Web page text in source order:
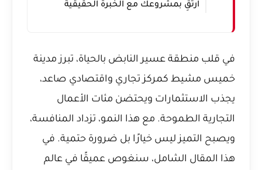
ارتقِ بمشروعك مع الخبرة الحقيقية
في قلب منطقة عسير النابض بالحياة، تبرز مدينة
خميس مشيط كمركز تجاري واقتصادي صاعد،
يجذب الاستثمارات ويحتضن مئات الأعمال
التجارية الطموحة. مع هذا النمو، تزداد المنافسة،
ويصبح التميز ليس خيارًا بل ضرورة حتمية. في
هذا المقال الشامل، سنغوص عميقًا في عالم